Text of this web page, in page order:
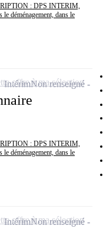
: DPS INTERIM,
le déménagement, dans le
: DPS INTERIM,
le déménagement, dans le
IntérimNon renseigné
offre à ma sélection
IntérimNon renseigné
offre à ma sélection